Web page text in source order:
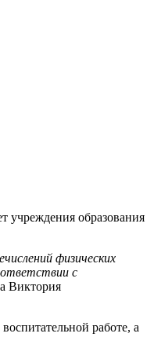
учреждения образования
физических
с
Виктория
работе, а